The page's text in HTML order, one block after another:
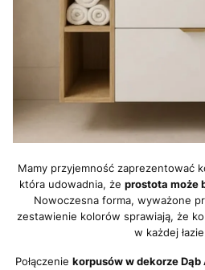
Mamy przyjemność zaprezentować
która udowadnia, że prostota może
Nowoczesna forma, wyważone
zestawienie kolorów sprawiają, że
w każdej
Połączenie korpusów w dekorze Dąb